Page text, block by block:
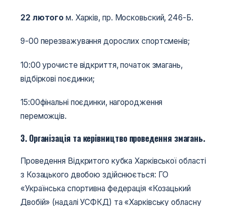
22 лютого м. Харків, пр. Московьский, 246-Б.
9-00 перезважування дорослих спортсменів;
10:00 урочисте відкриття, початок змагань,
відбіркові поєдинки;
15:00фінальні поєдинки, нагородження
переможців.
3. Організація та керівництво проведення змагань.
Проведення Відкритого кубка Харківської області
з Козацького двобою здійснюється: ГО
«Українська спортивна федерація «Козацький
Двобій» (надалі УСФКД) та «Харківську обласну